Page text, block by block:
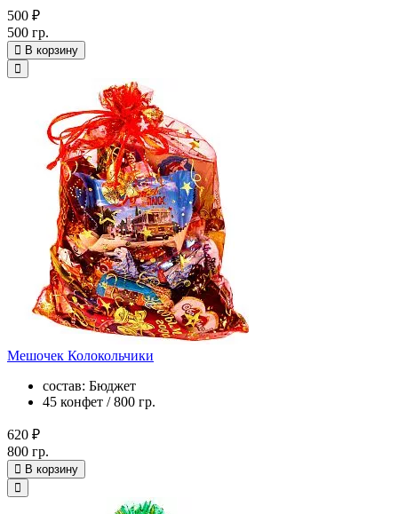
500 ₽
500 гр.
В корзину
Мешочек Колокольчики
состав: Бюджет
45 конфет / 800 гр.
620 ₽
800 гр.
В корзину